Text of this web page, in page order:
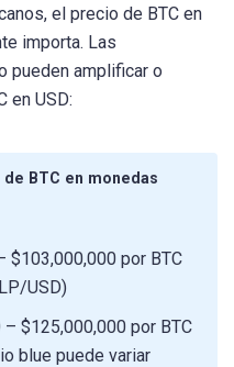
el precio de BTC en
importa. Las
pueden amplificar o
en USD:
BTC en monedas
$103,000,000 por BTC
USD)
$125,000,000 por BTC
blue puede variar